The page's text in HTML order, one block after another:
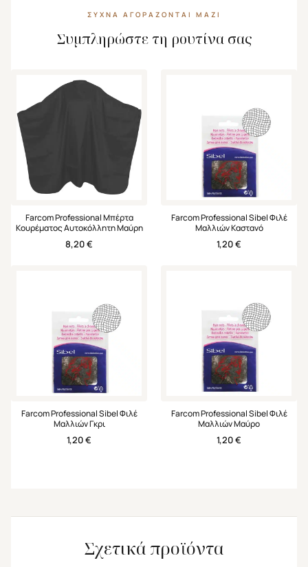
ΣΥΧΝΆ ΑΓΟΡΆΖΟΝΤΑΙ ΜΑΖΊ
Συμπληρώστε τη ρουτίνα σας
Farcom Professional Μπέρτα
Κουρέματος Αυτοκόλλητη Μαύρη
8,20€
Farcom Professional Sibel Φιλέ
Μαλλιών Καστανό
1,20€
Farcom Professional Sibel Φιλέ
Μαλλιών Γκρι
1,20€
Farcom Professional Sibel Φιλέ
Μαλλιών Μαύρο
1,20€
Σχετικά προϊόντα